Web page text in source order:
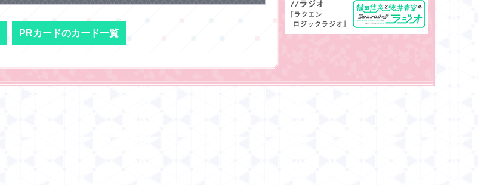
PRカードのカード一覧